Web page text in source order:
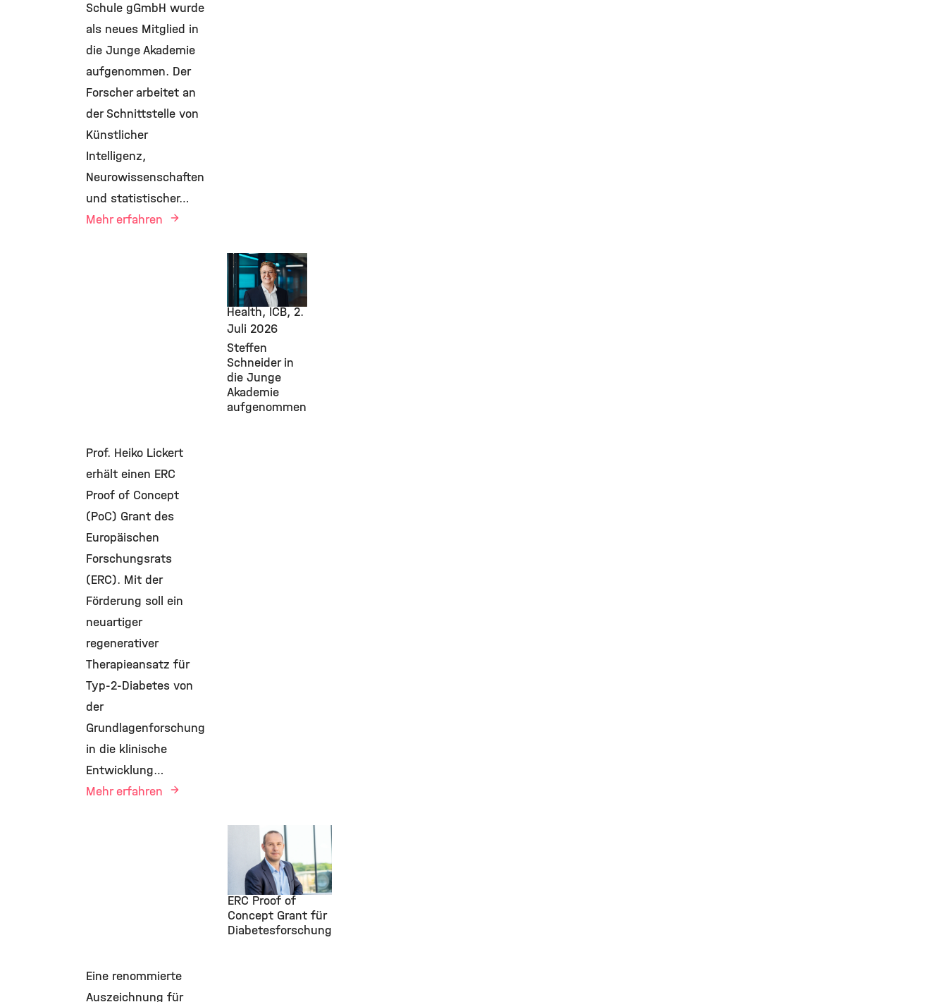
Awards &
Grants,
Computational
Health, ICB, 2.
Juli 2026
Steffen
Schneider in
die Junge
Akademie
aufgenommen
Schule gGmbH wurde
als neues Mitglied in
die Junge Akademie
aufgenommen. Der
Forscher arbeitet an
der Schnittstelle von
Künstlicher
Intelligenz,
Neurowissenschaften
und statistischer…
Mehr erfahren
Awards & Grants,
Diabetes, IDR,
1.
Juli 2026
Heiko Lickert erhält
ERC Proof of
Concept Grant für
Diabetesforschung
Prof. Heiko Lickert
erhält einen ERC
Proof of Concept
(PoC) Grant des
Europäischen
Forschungsrats
(ERC). Mit der
Förderung soll ein
neuartiger
regenerativer
Therapieansatz für
Typ-2-Diabetes von
der
Grundlagenforschung
in die klinische
Entwicklung…
Mehr erfahren
Eine renommierte
Auszeichnung für